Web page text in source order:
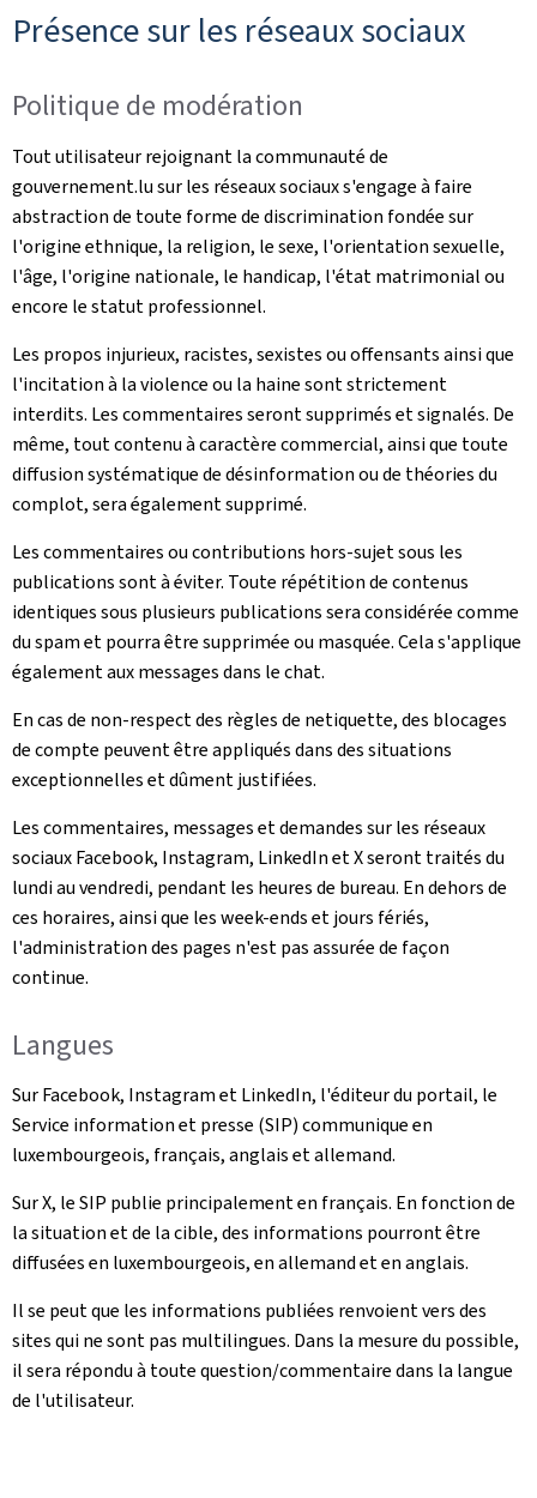
Présence sur les réseaux sociaux
Politique de modération
Tout utilisateur rejoignant la communauté de
gouvernement.lu sur les réseaux sociaux s'engage à faire
abstraction de toute forme de discrimination fondée sur
l'origine ethnique, la religion, le sexe, l'orientation sexuelle,
l'âge, l'origine nationale, le handicap, l'état matrimonial ou
encore le statut professionnel.
Les propos injurieux, racistes, sexistes ou offensants ainsi que
l'incitation à la violence ou la haine sont strictement
interdits. Les commentaires seront supprimés et signalés. De
même, tout contenu à caractère commercial, ainsi que toute
diffusion systématique de désinformation ou de théories du
complot, sera également supprimé.
Les commentaires ou contributions hors-sujet sous les
publications sont à éviter. Toute répétition de contenus
identiques sous plusieurs publications sera considérée comme
du spam et pourra être supprimée ou masquée. Cela s'applique
également aux messages dans le chat.
En cas de non-respect des règles de netiquette, des blocages
de compte peuvent être appliqués dans des situations
exceptionnelles et dûment justifiées.
Les commentaires, messages et demandes sur les réseaux
sociaux Facebook, Instagram, LinkedIn et X seront traités du
lundi au vendredi, pendant les heures de bureau. En dehors de
ces horaires, ainsi que les week-ends et jours fériés,
l'administration des pages n'est pas assurée de façon
continue.
Langues
Sur Facebook, Instagram et LinkedIn, l'éditeur du portail, le
Service information et presse (SIP) communique en
luxembourgeois, français, anglais et allemand.
Sur X, le SIP publie principalement en français. En fonction de
la situation et de la cible, des informations pourront être
diffusées en luxembourgeois, en allemand et en anglais.
Il se peut que les informations publiées renvoient vers des
sites qui ne sont pas multilingues. Dans la mesure du possible,
il sera répondu à toute question/commentaire dans la langue
de l'utilisateur.